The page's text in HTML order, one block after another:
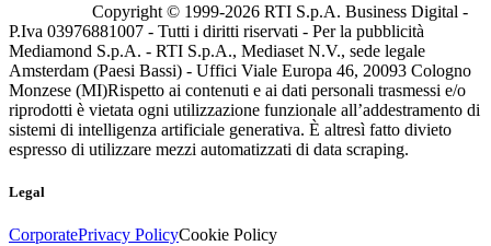
Copyright © 1999-2026 RTI S.p.A. Business Digital -
P.Iva 03976881007 - Tutti i diritti riservati - Per la pubblicità
Mediamond S.p.A. - RTI S.p.A., Mediaset N.V., sede legale
Amsterdam (Paesi Bassi) - Uffici Viale Europa 46, 20093 Cologno
Monzese (MI)Rispetto ai contenuti e ai dati personali trasmessi e/o
riprodotti è vietata ogni utilizzazione funzionale all’addestramento di
sistemi di intelligenza artificiale generativa. È altresì fatto divieto
espresso di utilizzare mezzi automatizzati di data scraping.
Legal
CorporatePrivacy PolicyCookie Policy